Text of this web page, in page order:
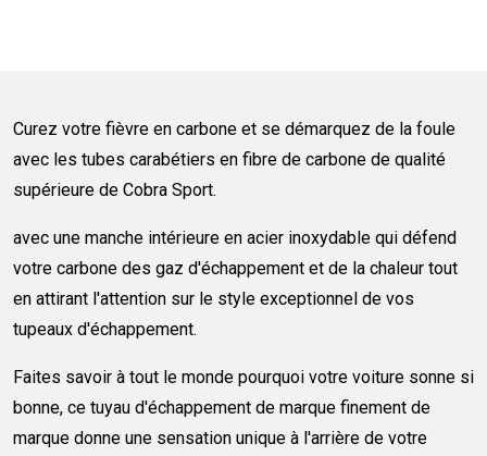
Curez votre fièvre en carbone et se démarquez de la foule
avec les tubes carabétiers en fibre de carbone de qualité
supérieure de Cobra Sport.
avec une manche intérieure en acier inoxydable qui défend
votre carbone des gaz d'échappement et de la chaleur tout
en attirant l'attention sur le style exceptionnel de vos
tupeaux d'échappement.
Faites savoir à tout le monde pourquoi votre voiture sonne si
bonne, ce tuyau d'échappement de marque finement de
marque donne une sensation unique à l'arrière de votre